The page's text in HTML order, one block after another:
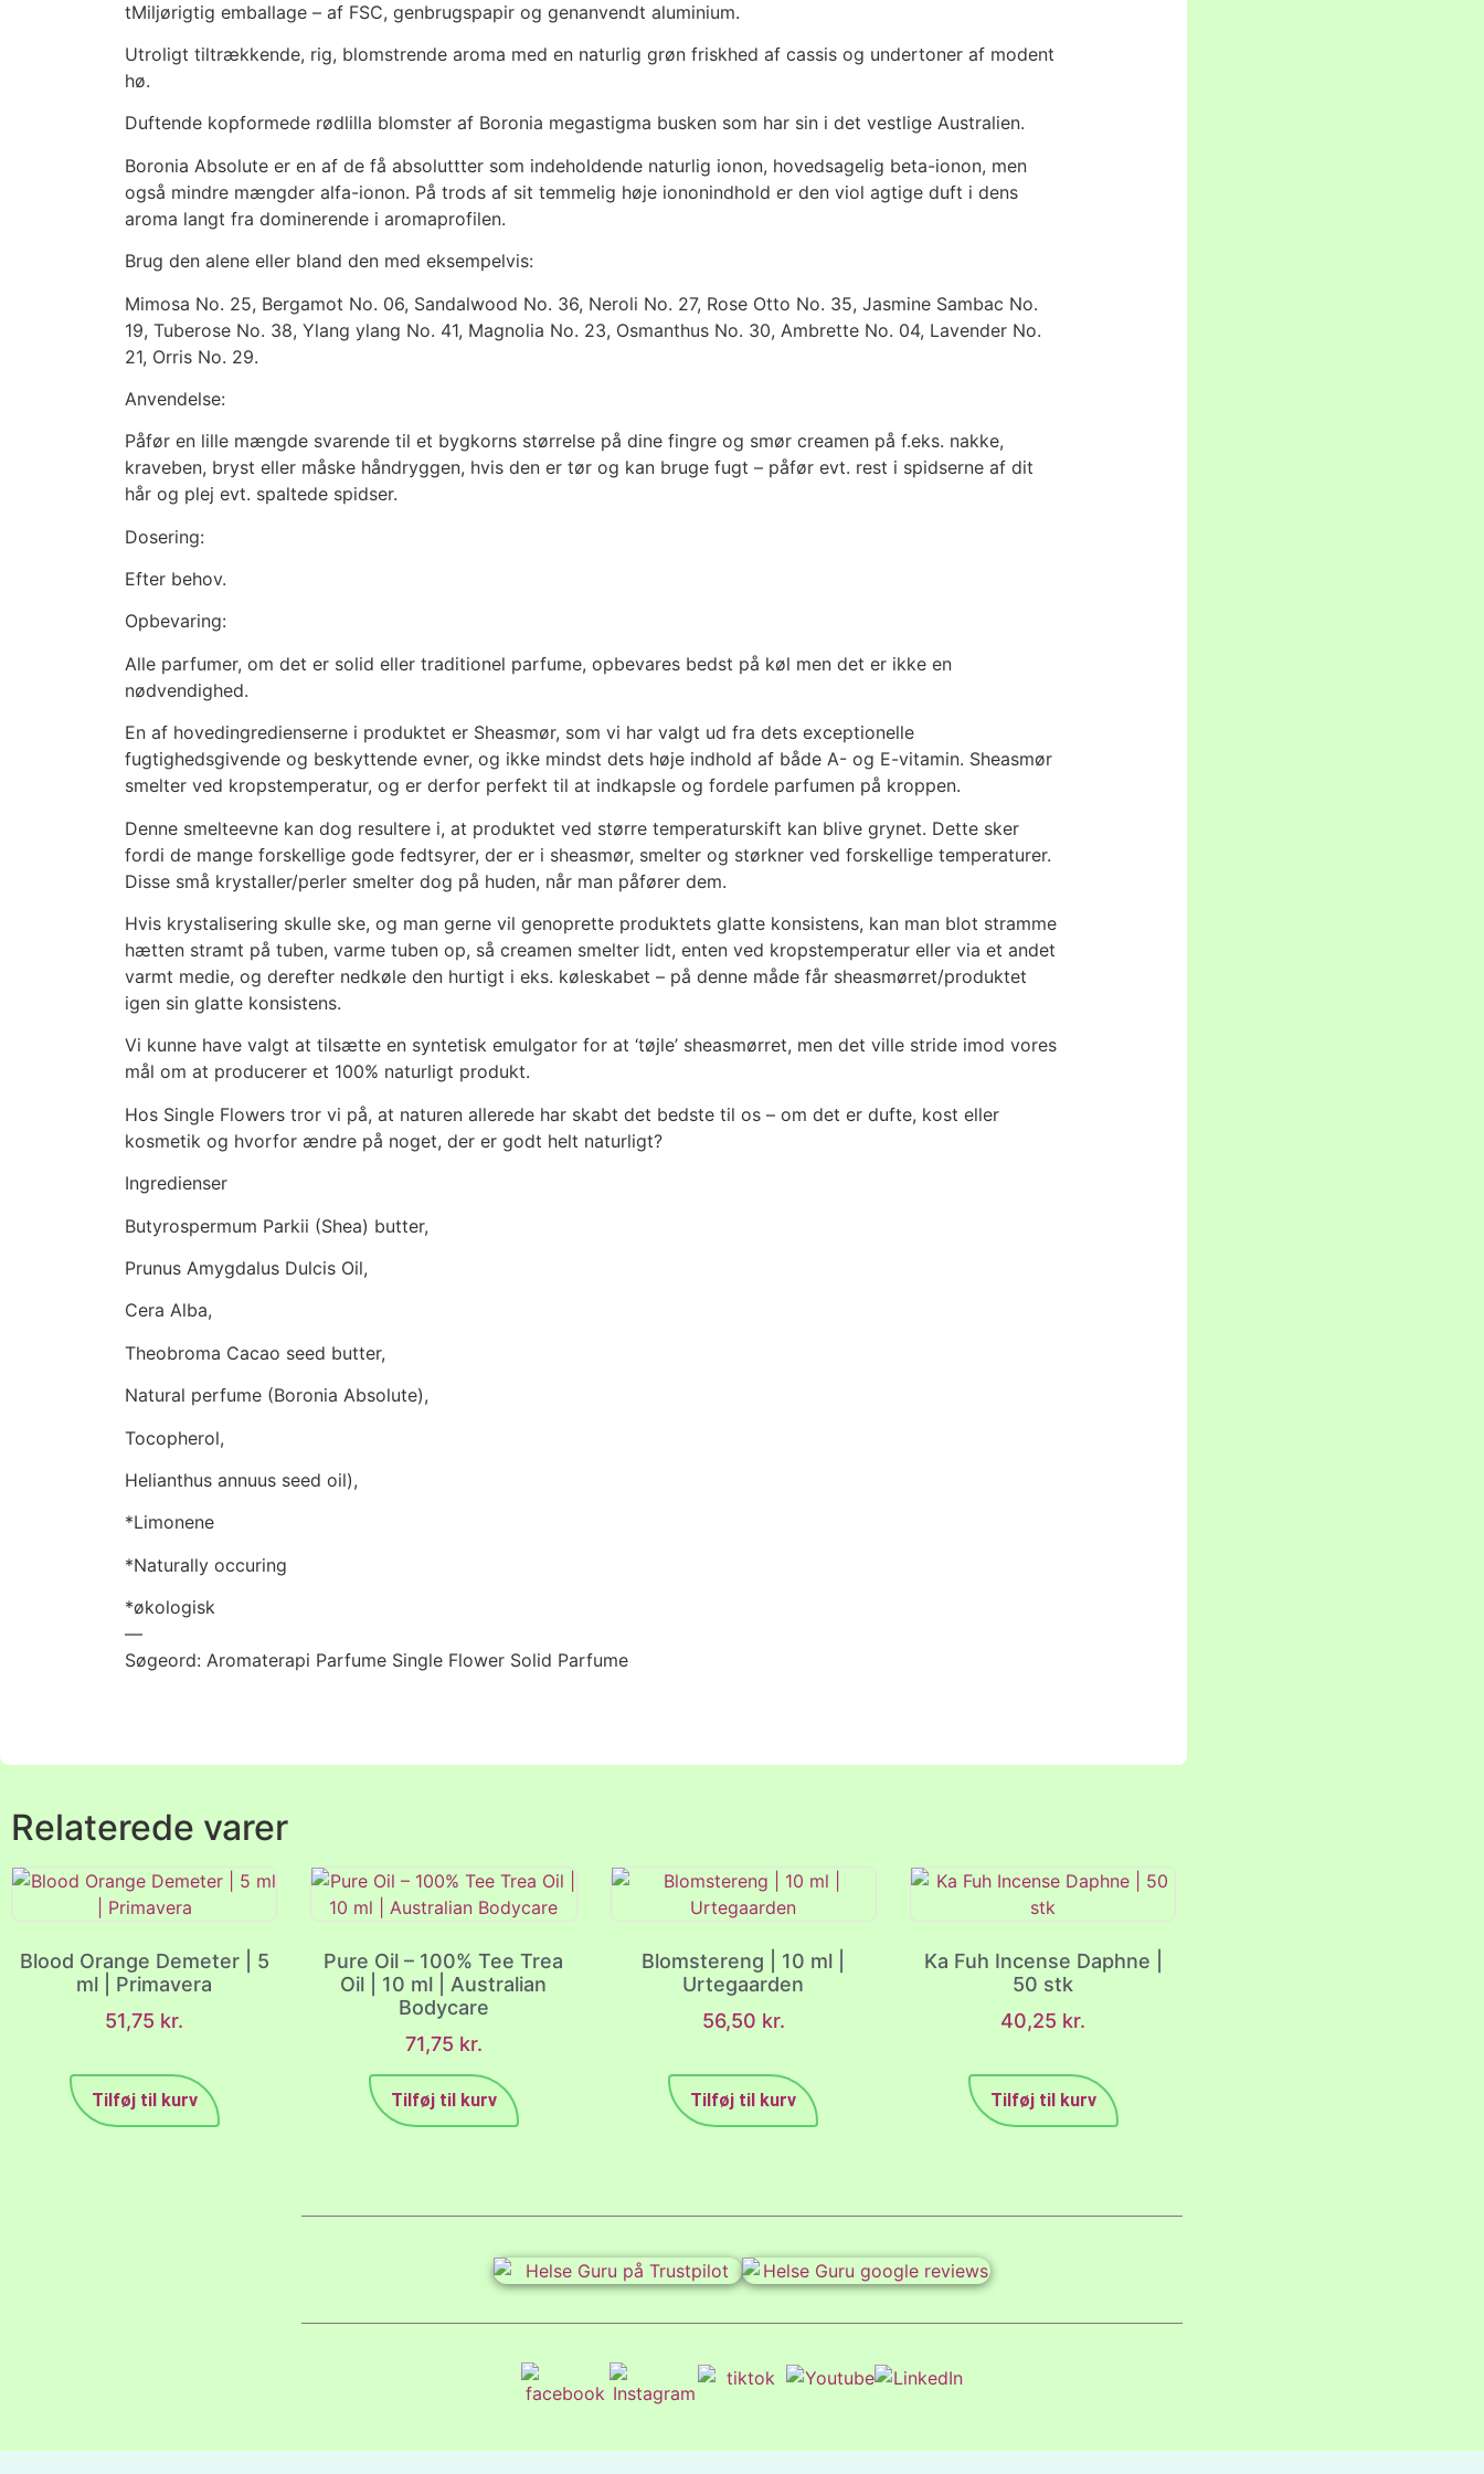
tMiljørigtig emballage – af FSC, genbrugspapir og genanvendt aluminium.
Utroligt tiltrækkende, rig, blomstrende aroma med en naturlig grøn friskhed af cassis og undertoner af modent
hø.
Duftende kopformede rødlilla blomster af Boronia megastigma busken som har sin i det vestlige Australien.
Boronia Absolute er en af de få absoluttter som indeholdende naturlig ionon, hovedsagelig beta-ionon, men
også mindre mængder alfa-ionon. På trods af sit temmelig høje iononindhold er den viol agtige duft i dens
aroma langt fra dominerende i aromaprofilen.
Brug den alene eller bland den med eksempelvis:
Mimosa No. 25, Bergamot No. 06, Sandalwood No. 36, Neroli No. 27, Rose Otto No. 35, Jasmine Sambac No.
19, Tuberose No. 38, Ylang ylang No. 41, Magnolia No. 23, Osmanthus No. 30, Ambrette No. 04, Lavender No.
21, Orris No. 29.
Anvendelse:
Påfør en lille mængde svarende til et bygkorns størrelse på dine fingre og smør creamen på f.eks. nakke,
kraveben, bryst eller måske håndryggen, hvis den er tør og kan bruge fugt – påfør evt. rest i spidserne af dit
hår og plej evt. spaltede spidser.
Dosering:
Efter behov.
Opbevaring:
Alle parfumer, om det er solid eller traditionel parfume, opbevares bedst på køl men det er ikke en
nødvendighed.
En af hovedingredienserne i produktet er Sheasmør, som vi har valgt ud fra dets exceptionelle
fugtighedsgivende og beskyttende evner, og ikke mindst dets høje indhold af både A- og E-vitamin. Sheasmør
smelter ved kropstemperatur, og er derfor perfekt til at indkapsle og fordele parfumen på kroppen.
Denne smelteevne kan dog resultere i, at produktet ved større temperaturskift kan blive grynet. Dette sker
fordi de mange forskellige gode fedtsyrer, der er i sheasmør, smelter og størkner ved forskellige temperaturer.
Disse små krystaller/perler smelter dog på huden, når man påfører dem.
Hvis krystalisering skulle ske, og man gerne vil genoprette produktets glatte konsistens, kan man blot stramme
hætten stramt på tuben, varme tuben op, så creamen smelter lidt, enten ved kropstemperatur eller via et andet
varmt medie, og derefter nedkøle den hurtigt i eks. køleskabet – på denne måde får sheasmørret/produktet
igen sin glatte konsistens.
Vi kunne have valgt at tilsætte en syntetisk emulgator for at ‘tøjle’ sheasmørret, men det ville stride imod vores
mål om at producerer et 100% naturligt produkt.
Hos Single Flowers tror vi på, at naturen allerede har skabt det bedste til os – om det er dufte, kost eller
kosmetik og hvorfor ændre på noget, der er godt helt naturligt?
Ingredienser
Butyrospermum Parkii (Shea) butter,
Prunus Amygdalus Dulcis Oil,
Cera Alba,
Theobroma Cacao seed butter,
Natural perfume (Boronia Absolute),
Tocopherol,
Helianthus annuus seed oil),
*Limonene
*Naturally occuring
*økologisk
—
Søgeord: Aromaterapi Parfume Single Flower Solid Parfume
Relaterede varer
Blood Orange Demeter | 5
ml | Primavera
51,75 kr.
Tilføj til kurv
Pure Oil – 100% Tee Trea
Oil | 10 ml | Australian
Bodycare
71,75 kr.
Tilføj til kurv
Blomstereng | 10 ml |
Urtegaarden
56,50 kr.
Tilføj til kurv
Ka Fuh Incense Daphne |
50 stk
40,25 kr.
Tilføj til kurv